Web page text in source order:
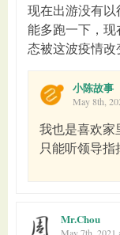
现在出游没有
能多跑一下，
态被这波疫情改
小陈故事
May 8th,
我也是喜欢家
只能听领导指
Mr.Chou
May 7th, 2021